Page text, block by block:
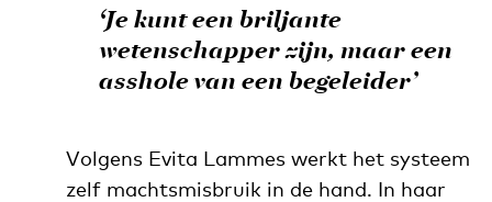
‘Je kunt een briljante
wetenschapper zijn, maar een
assholevan een begeleider’
Volgens Evita Lammes werkt het systeem
zelf machtsmisbruik in de hand. In haar